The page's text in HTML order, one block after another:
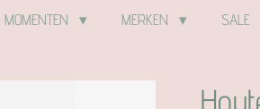
MERKEN SALE